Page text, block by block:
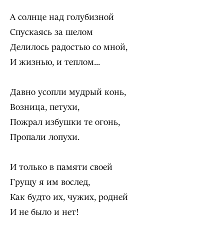
А солнце над голубизной
Спускаясь за шелом
Делилось радостью со мной,
И жизнью, и теплом...
Давно усопли мудрый конь,
Возница, петухи,
Пожрал избушки те огонь,
Пропали лопухи.
И только в памяти своей
Грущу я им вослед,
Как будто их, чужих, родней
И не было и нет!